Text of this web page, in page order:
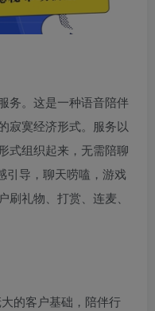
务。这是一种语音陪伴
寂寞经济形式。服务以
式组织起来，无需陪聊
引导，聊天唠嗑，游戏
礼物、打赏、连麦、
的客户基础，陪伴行